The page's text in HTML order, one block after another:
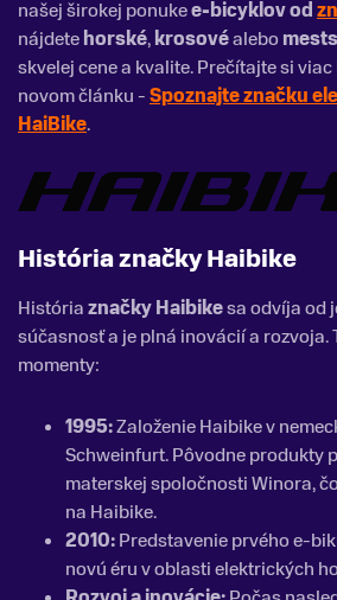
našej širokej ponukee-bicyklov od
nájdetehorské,krosovéalebo
skvelej cene a kvalite. Prečítajte si
novom článku -Spoznajte značku
HaiBike.
História značky Haibike
Históriaznačky Haibikesa odvíja od
súčasnosť a je plná inovácií a rozvoja.
momenty:
1995:Založenie Haibike v
Schweinfurt. Pôvodne produkty
materskej spoločnosti Winora,
na Haibike.
2010:Predstavenie prvého e-
novú éru v oblasti elektrických